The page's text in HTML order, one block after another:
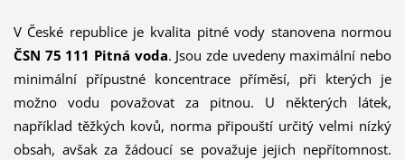
V České republice je kvalita pitné vody stanovena normou
ČSN 75 111 Pitná voda. Jsou zde uvedeny maximální nebo
minimální přípustné koncentrace příměsí, při kterých je
možno vodu považovat za pitnou. U některých látek,
například těžkých kovů, norma připouští určitý velmi nízký
obsah, avšak za žádoucí se považuje jejich nepřítomnost.